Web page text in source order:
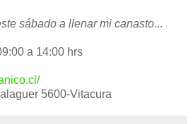
sábado a llenar mi canasto...
a 14:00 hrs
5600-Vitacura